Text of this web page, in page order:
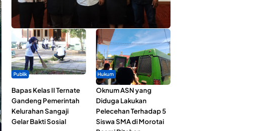
Dua Talenta Muda Ternate Wakili Maluku Utara di
Gita Bahana Nusantara 2026
Publik
Bapas Kelas II Ternate
Gandeng Pemerintah
Kelurahan Sangaji
Gelar Bakti Sosial
Hukum
Oknum ASN yang
Diduga Lakukan
Pelecehan Terhadap 5
Siswa SMA di Morotai